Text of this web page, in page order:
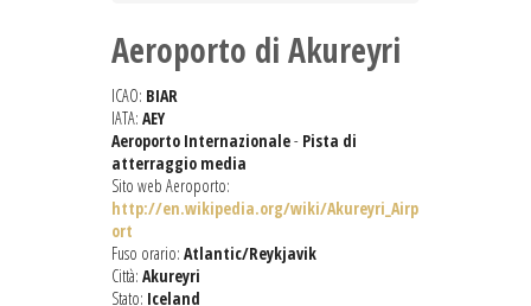
Aeroporto di Akureyri
ICAO: BIAR
IATA: AEY
Aeroporto Internazionale- Pista di
atterraggio media
Sito web Aeroporto:
http://en.wikipedia.org/wiki/Akureyri_Airp
ort
Fuso orario: Atlantic/Reykjavik
Città: Akureyri
Stato: Iceland